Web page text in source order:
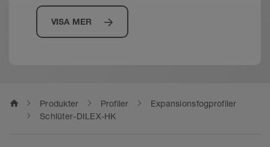
VISA MER
home Produkter Profiler
Expansionsfogprofiler
Schlüter-DILEX-HK